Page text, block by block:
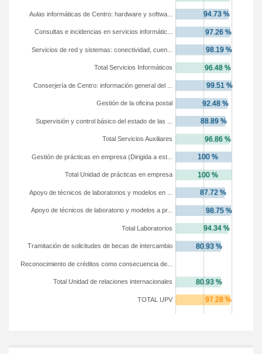
TOTAL UPV
Total Unidad de relaciones internacionales
Reconocimiento de créditos como consecuencia de...
Tramitación de solicitudes de becas de intercambio
Total Laboratorios
Apoyo de técnicos de laboratorio y modelos a pr...
Apoyo de técnicos de laboratorios y modelos en ...
Total Unidad de prácticas en empresa
Gestión de prácticas en empresa (Dirigida a est...
Total Servicios Auxiliares
Supervisión y control básico del estado de las ...
Gestión de la oficina postal
Conserjería de Centro: información general del ...
Total Servicios Informáticos
Servicios de red y sistemas: conectividad, cuen...
Consultas e incidencias en servicios informátic...
Aulas informáticas de Centro: hardware y softwa...